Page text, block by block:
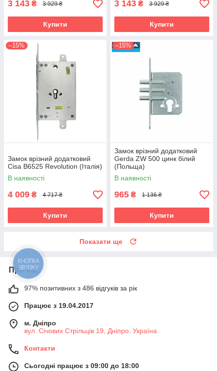
3 143 ₴ 3 929 ₴
Купити
3 143 ₴ 3 929 ₴
Купити
–15%
Замок врізний додатковий
Cisa B6525 Revolution (Італія)
В наявності
4 009 ₴ 4 717 ₴
Купити
–15%
Замок врізний додатковий
Gerda ZW 500 цинк білий
(Польща)
В наявності
965 ₴ 1 136 ₴
Купити
Показати ще
Про нас
97% позитивних з 486 відгуків за рік
Працює з 19.04.2017
м. Дніпро
вул. Січових Стрільців 19, Дніпро, Україна
Контакти
Сьогодні працює з 09:00 до 18:00
КНОПКА
ЗВ'ЯЗКУ